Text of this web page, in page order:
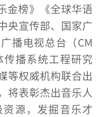
金榜》《全球华语
央宣传部、 国家广
广播电视总台 （CM
播系统工程研究
等权威机构联合出
将表彰杰出音乐人
源，发掘音乐才